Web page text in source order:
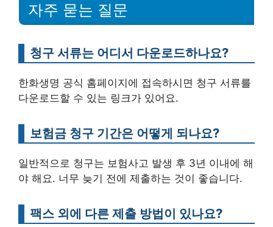
자주 묻는 질문
청구 서류는 어디서 다운로드하나요?
한화생명 공식 홈페이지에 접속하시면 청구 서류를
다운로드할 수 있는 링크가 있어요.
보험금 청구 기간은 어떻게 되나요?
일반적으로 청구는 보험사고 발생 후 3년 이내에 해
야 해요. 너무 늦기 전에 제출하는 것이 좋습니다.
팩스 외에 다른 제출 방법이 있나요?